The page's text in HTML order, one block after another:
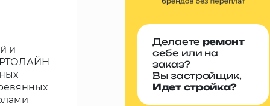
и
Делаете ремонт
себе или на
заказ?
Вы застройщик,
Идет стройка?